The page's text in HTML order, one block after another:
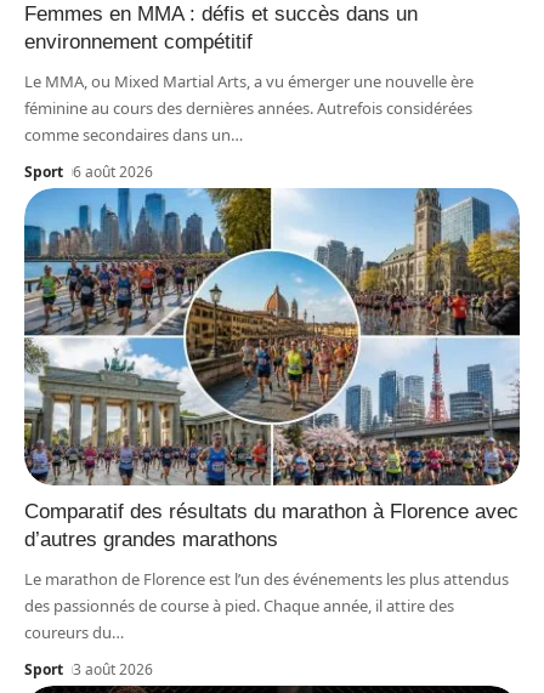
Femmes en MMA : défis et succès dans un
environnement compétitif
Le MMA, ou Mixed Martial Arts, a vu émerger une nouvelle ère
féminine au cours des dernières années. Autrefois considérées
comme secondaires dans un…
Sport 6 août 2026
Comparatif des résultats du marathon à Florence avec
d’autres grandes marathons
Le marathon de Florence est l’un des événements les plus attendus
des passionnés de course à pied. Chaque année, il attire des
coureurs du…
Sport 3 août 2026